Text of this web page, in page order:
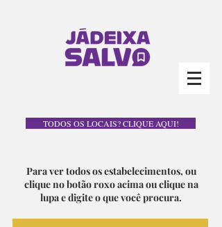
TODOS OS LOCAIS? CLIQUE AQUI!
Para ver todos os estabelecimentos, ou
clique no botão roxo acima ou clique na
lupa e digite o que você procura.